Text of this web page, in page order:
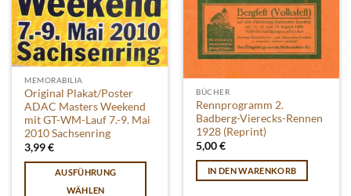
MEMORABILIA
Original Plakat/Poster
ADAC Masters Weekend
mit GT-WM-Lauf 7.-9. Mai
2010 Sachsenring
3,99€
AUSFÜHRUNG
WÄHLEN
BÜCHER
Rennprogramm 2.
Badberg-Vierecks-Rennen
1928 (Reprint)
5,00€
IN DEN WARENKORB